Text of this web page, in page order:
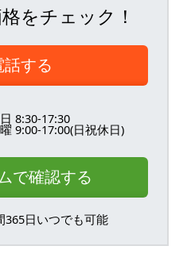
をチェック！
話する
8:30-17:30
9:00-17:00(日祝休日)
で確認する
365日いつでも可能